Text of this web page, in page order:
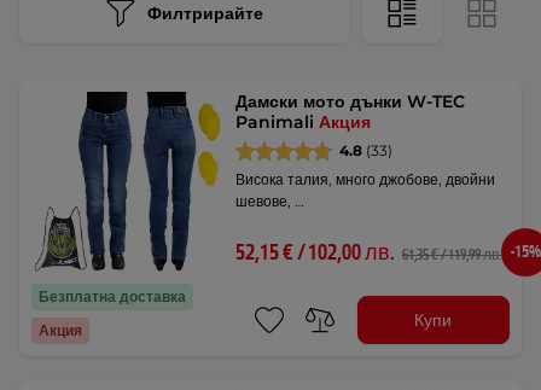
Филтрирайте
Безплатна доставка
Акция
Дамски мото дънки W-TEC
PanimaliАкция
4.8 (33)
Висока талия, много джобове, двойни
шевове, …
52,15 € / 102,00 лв. 61,35 € / 119,99 лв. -15%
Купи